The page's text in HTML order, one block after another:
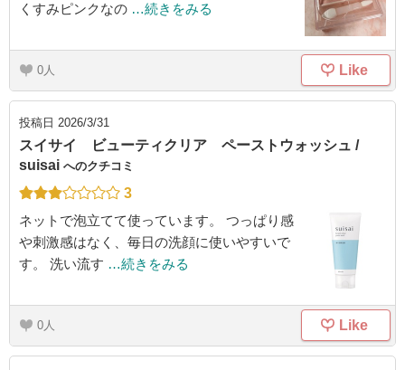
くすみピンクなの …続きをみる
0 Like
投稿日 2026/3/31
スイサイ ビューティクリア ペーストウォッシュ /
suisai へのクチコミ
3
ネットで泡立てて使っています。 つっぱり感
や刺激感はなく、毎日の洗顔に使いやすいで
す。 洗い流す …続きをみる
0 Like